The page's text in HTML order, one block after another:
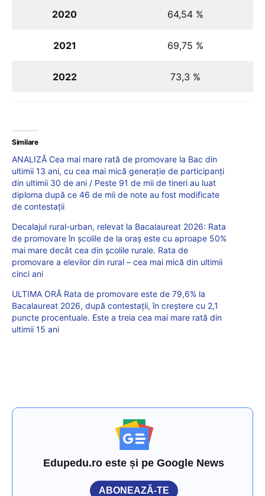
2020 64,54 %
2021 69,75 %
2022 73,3 %
Similare
ANALIZĂ Cea mai mare rată de promovare la Bac din
ultimii 13 ani, cu cea mai mică generație de participanți
din ultimii 30 de ani / Peste 91 de mii de tineri au luat
diploma după ce 46 de mii de note au fost modificate
de contestații
Decalajul rural-urban, relevat la Bacalaureat 2026: Rata
de promovare în școlile de la oraș este cu aproape 50%
mai mare decât cea din școlile rurale. Rata de
promovare a elevilor din rural – cea mai mică din ultimii
cinci ani
ULTIMA ORĂ Rata de promovare este de 79,6% la
Bacalaureat 2026, după contestații, în creștere cu 2,1
puncte procentuale. Este a treia cea mai mare rată din
ultimii 15 ani
Edupedu.ro este și pe Google News
ABONEAZĂ-TE